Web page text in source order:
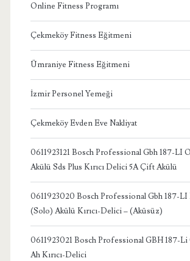
Online Fitness Programı
Çekmeköy Fitness Eğitmeni
Ümraniye Fitness Eğitmeni
İzmir Personel Yemeği
Çekmeköy Evden Eve Nakliyat
0611923121 Bosch Professional Gbh 187-LI
Akülü Sds Plus Kırıcı Delici 5A Çift Akülü
0611923020 Bosch Professional Gbh 187-
(Solo) Akülü Kırıcı-Delici – (Aküsüz)
0611923021 Bosch Professional GBH 187-
Ah Kırıcı-Delici